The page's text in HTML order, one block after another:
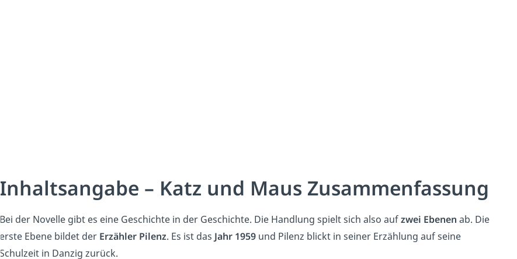
Inhaltsangabe – Katz und Maus Zusammenfassung
Bei der Novelle gibt es eine Geschichte in der Geschichte. Die Handlung spielt sich also aufzwei Ebenen ab. Die
erste Ebene bildet der Erzähler Pilenz. Es ist das Jahr 1959 und Pilenz blickt in seiner Erzählung auf seine
Schulzeit in Danzig zurück.